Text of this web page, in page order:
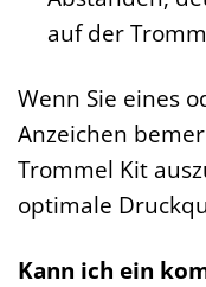
auf der
Wenn Sie eines
Anzeichen
Trommel Kit
optimale
Kann ich ein